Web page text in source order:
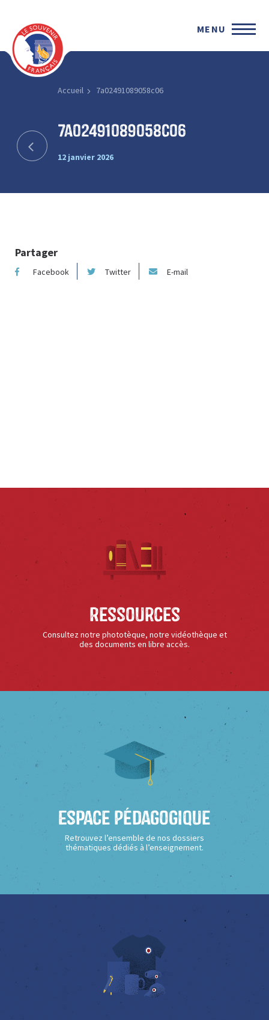
MENU
Accueil 7a02491089058c06
7a02491089058c06
12 janvier 2026
Partager
Facebook Twitter E-mail
Ressources
Consultez notre phototèque, notre vidéothèque et
des documents en libre accès.
Espace Pédagogique
Retrouvez l’ensemble de nos dossiers
thématiques dédiés à l’enseignement.